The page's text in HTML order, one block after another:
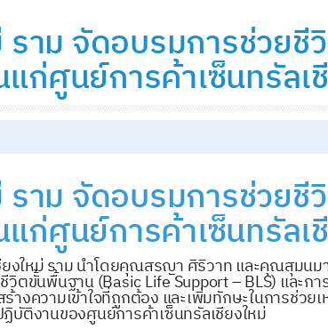
ราม จัดอบรมการช่วย
ก่ศูนย์การค้าเซ็นทรัลเ
ราม จัดอบรมการช่วย
ก่ศูนย์การค้าเซ็นทรัลเ
งใหม่ ราม นำโดยคุณสรญา ศิริวาท และคุณสุมน
วิตขั้นพื้นฐาน (Basic Life Support – BLS) และ
งความเข้าใจที่ถูกต้อง และเพิ่มทักษะในการช่ว
ติงานของศูนย์การค้าเซ็นทรัลเชียงใหม่